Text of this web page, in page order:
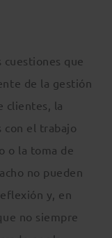
cuestiones que
de la gestión
clientes, la
con el trabajo
o la toma de
no pueden
y, en
no siempre